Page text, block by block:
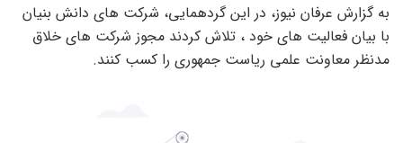
به گزارش عرفان نیوز، در این گردهمایی، شرکت های دانش بنیان
با بیان فعالیت های خود ، تلاش کردند مجوز شرکت های خلاق
مدنظر معاونت علمی ریاست جمهوری را کسب کنند.